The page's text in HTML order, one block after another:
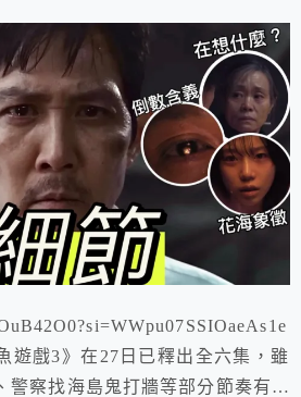
遊戲3》在27日已釋出全六集，雖
警察找海島鬼打牆等部分節奏有些